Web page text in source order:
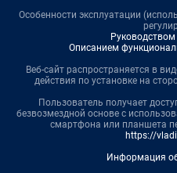
Особенности эксплуатации
Описанием
Веб-сайт распространяется в
действия по установке на
Пользователь получает
безвозмездной основе с
смартфона или планшета
https://
Информация